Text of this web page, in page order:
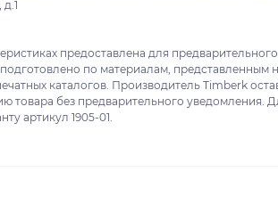
предоставлена для предварительного
по материалам, представленным
каталогов. Производитель Timberk
товара без предварительного уведомления.
артикул 1905-01.